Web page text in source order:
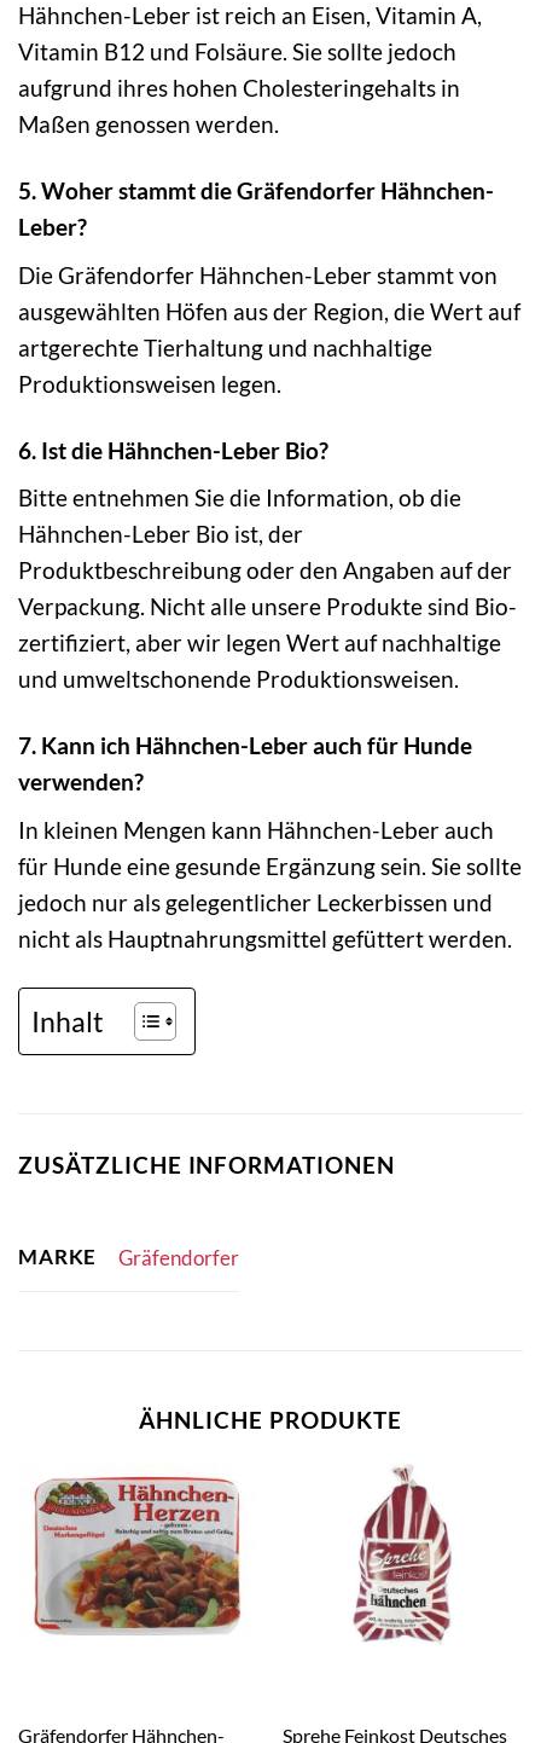
Hähnchen-Leber ist reich an Eisen, Vitamin A,
Vitamin B12 und Folsäure. Sie sollte jedoch
aufgrund ihres hohen Cholesteringehalts in
Maßen genossen werden.
5. Woher stammt die Gräfendorfer Hähnchen-
Leber?
Die Gräfendorfer Hähnchen-Leber stammt von
ausgewählten Höfen aus der Region, die Wert auf
artgerechte Tierhaltung und nachhaltige
Produktionsweisen legen.
6. Ist die Hähnchen-Leber Bio?
Bitte entnehmen Sie die Information, ob die
Hähnchen-Leber Bio ist, der
Produktbeschreibung oder den Angaben auf der
Verpackung. Nicht alle unsere Produkte sind Bio-
zertifiziert, aber wir legen Wert auf nachhaltige
und umweltschonende Produktionsweisen.
7. Kann ich Hähnchen-Leber auch für Hunde
verwenden?
In kleinen Mengen kann Hähnchen-Leber auch
für Hunde eine gesunde Ergänzung sein. Sie sollte
jedoch nur als gelegentlicher Leckerbissen und
nicht als Hauptnahrungsmittel gefüttert werden.
Inhalt
ZUSÄTZLICHE INFORMATIONEN
MARKE Gräfendorfer
ÄHNLICHE PRODUKTE
Gräfendorfer Hähnchen- Sprehe Feinkost Deutsches